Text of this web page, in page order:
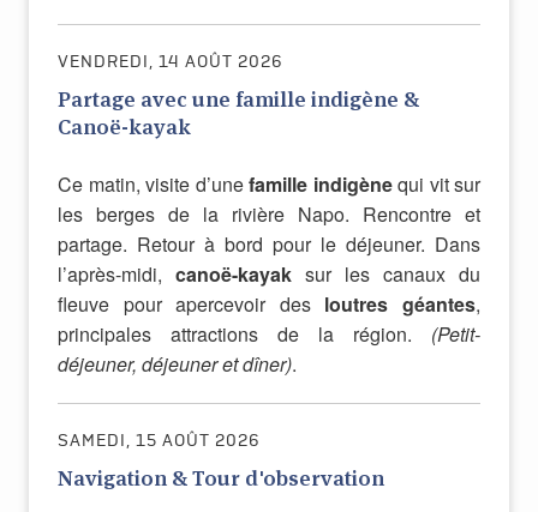
VENDREDI, 14 AOÛT 2026
Partage avec une famille indigène &
Canoë-kayak
Ce matin, visite d’unefamille indigènequi vit sur
les berges de la rivière Napo. Rencontre et
partage. Retour à bord pour le déjeuner. Dans
l’après-midi, canoë-kayak sur les canaux du
fleuve pour apercevoir des loutres géantes,
principales attractions de la région. (Petit-
déjeuner, déjeuner et dîner).
SAMEDI, 15 AOÛT 2026
Navigation & Tour d'observation